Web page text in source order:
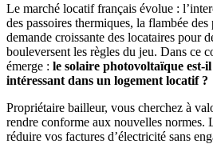
Le marché locatif français évolue :
des passoires thermiques, la flambée
demande croissante des locataires pour
bouleversent les règles du jeu. Dans ce
émerge : le solaire photovoltaïque est-
intéressant dans un logement locatif ?
Propriétaire bailleur, vous cherchez à
rendre conforme aux nouvelles normes.
réduire vos factures d’électricité sans